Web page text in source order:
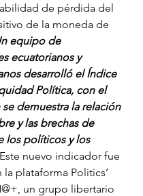
de pérdida del
de la moneda de
equipo de
ecuatorianos y
desarrolló el Índice
Política, con el
demuestra la relación
y las brechas de
los políticos y los
Este nuevo indicador fue
plataforma Politics’
un grupo libertario